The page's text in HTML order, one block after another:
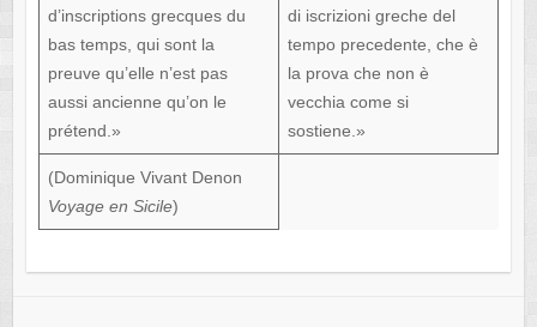
d’inscriptions grecques du
bas temps, qui sont la
preuve qu’elle n’est pas
aussi ancienne qu’on le
prétend.»
di iscrizioni greche del
tempo precedente, che è
la prova che non è
vecchia come si
sostiene.»
(Dominique Vivant Denon
Voyage en Sicile)